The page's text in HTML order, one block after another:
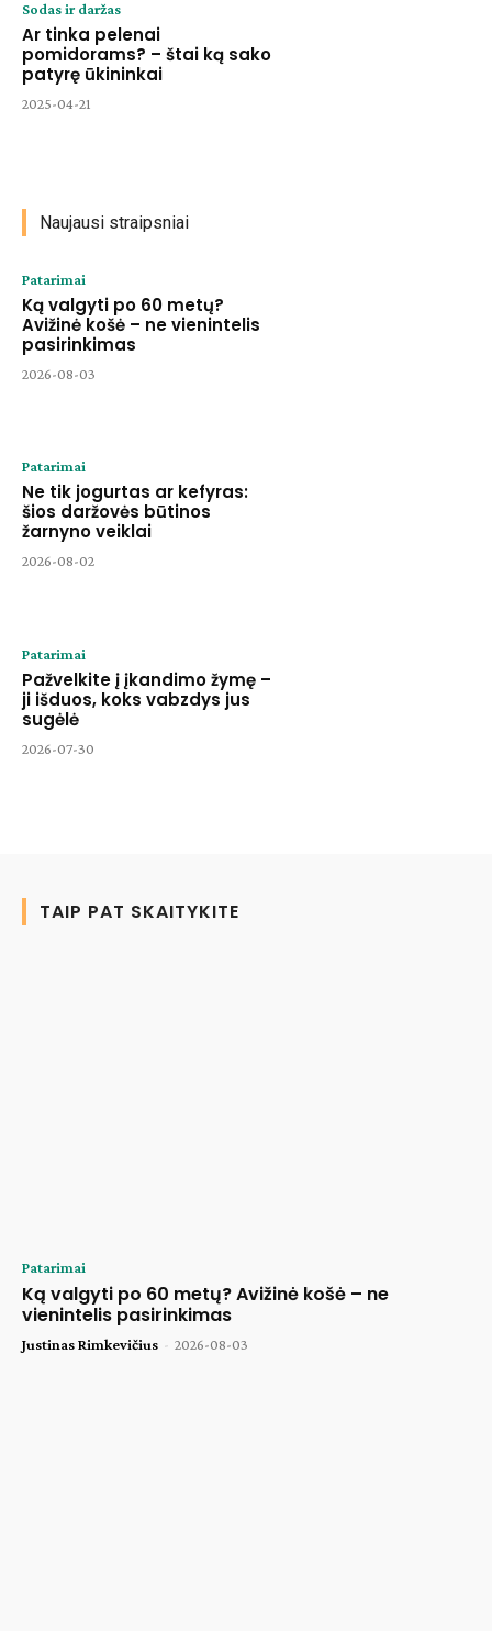
Sodas ir daržas
Ar tinka pelenai
pomidorams? – štai ką sako
patyrę ūkininkai
2025-04-21
Naujausi straipsniai
Patarimai
Ką valgyti po 60 metų?
Avižinė košė – ne vienintelis
pasirinkimas
2026-08-03
Patarimai
Ne tik jogurtas ar kefyras:
šios daržovės būtinos
žarnyno veiklai
2026-08-02
Patarimai
Pažvelkite į įkandimo žymę –
ji išduos, koks vabzdys jus
sugėlė
2026-07-30
TAIP PAT SKAITYKITE
Patarimai
Ką valgyti po 60 metų? Avižinė košė – ne
vienintelis pasirinkimas
Justinas Rimkevičius - 2026-08-03